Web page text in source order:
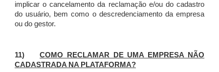
implicar o cancelamento da reclamação e/ou do cadastro
do usuário, bem como o descredenciamento da empresa
ou do gestor.
11)COMO RECLAMAR DE UMA EMPRESA NÃO
CADASTRADA NA PLATAFORMA?